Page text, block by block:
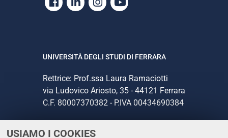
USIAMO I COOKIES
UNIVERSITÀ DEGLI STUDI DI FERRARA
Rettrice: Prof.ssa Laura Ramaciotti
via Ludovico Ariosto, 35 - 44121 Ferrara
C.F. 80007370382 - P.IVA 00434690384
CONTATTI